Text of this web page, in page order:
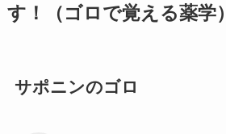
す！（ゴロで覚える薬学）
サポニンのゴロ